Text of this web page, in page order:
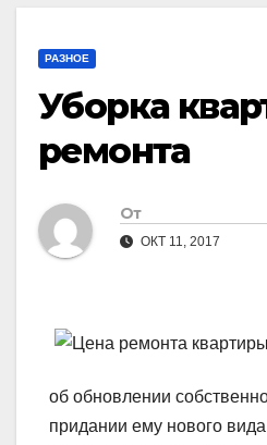
РАЗНОЕ
Уборка
ремонта
От
ОКТ 11, 2017
об обновлении
придании ему нового